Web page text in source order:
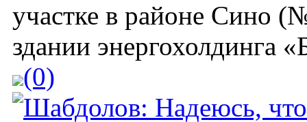
участке в районе Сино
здании энергохолдинга
(0)